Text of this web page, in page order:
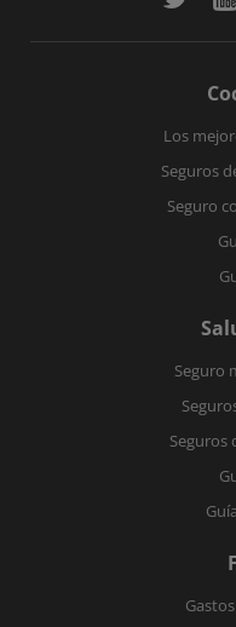
Los
Seguros
Seguro
Seguro
Seguros